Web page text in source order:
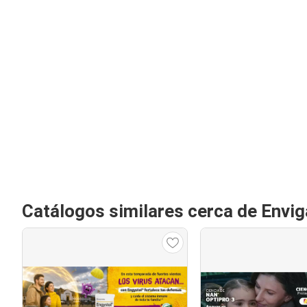
Catálogos similares cerca de